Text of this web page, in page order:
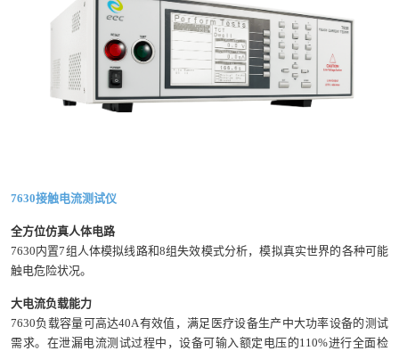
7630接触电流测试仪
全方位仿真人体电路
7630内置7组人体模拟线路和8组失效模式分析，模拟真实世界的各种可能
触电危险状况。
大电流负载能力
7630负载容量可高达40A有效值，满足医疗设备生产中大功率设备的测试
需求。在泄漏电流测试过程中，设备可输入额定电压的110%进行全面检